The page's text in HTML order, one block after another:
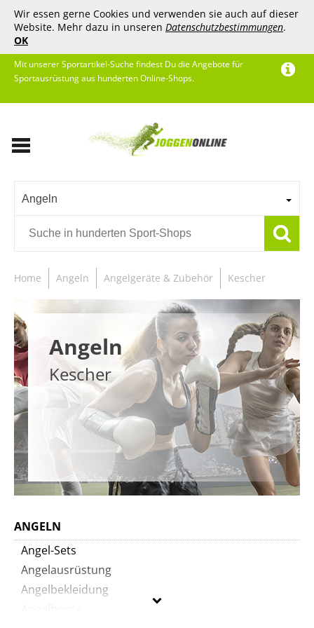
Wir essen gerne Cookies und verwenden sie auch auf dieser
Website. Mehr dazu in unseren Datenschutzbestimmungen.
OK
Mit unserer Sportartikel-Suche findest Du die Angebote für
Sportausrüstung aus hunderten Online-Shops.
Angeln
Home Angeln Angelgeräte & Zubehör Kescher
Angeln
Kescher
ANGELN
Angel-Sets
Angelausrüstung
Angelbekleidung